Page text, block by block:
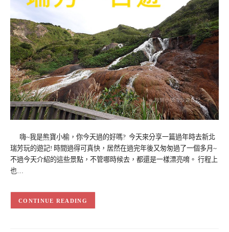
嗨~我是熊寶小榆，你今天過的好嗎? 今天來分享一篇過年時去新北
瑞芳玩的遊記! 時間過得可真快，居然在過完年後又匆匆過了一個多月~
不過今天介紹的這些景點，不管哪時候去，都還是一樣漂亮唷。 行程上
也…
CONTINUE READING